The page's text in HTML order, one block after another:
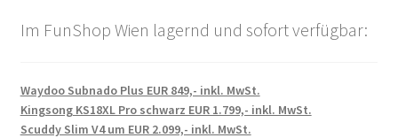
Im FunShop Wien lagernd und sofort verfügbar:
Waydoo Subnado Plus EUR 849,- inkl. MwSt.
Kingsong KS18XL Pro schwarz EUR 1.799,- inkl. MwSt.
Scuddy Slim V4 um EUR 2.099,- inkl. MwSt.